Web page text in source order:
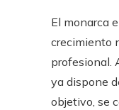
El monarca
crecimiento
profesional.
ya dispone
objetivo, se